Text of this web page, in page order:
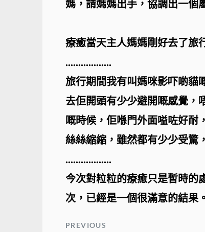
媽，請媽媽出手，協調出一個
療癒當天主人媽媽剛好去了旅
..................
旅行期間我有叫媽咪影吓啲貓
去佢開頭有少少避開嘅感覺，
嘅時候，佢喺門外面嗌咗好耐
絲絲縮縮，雖然都有少少受驚
..................
今次對粒粒的療癒只是暫時的
次，已經是一個很滿意的結果。
PREVIOUS